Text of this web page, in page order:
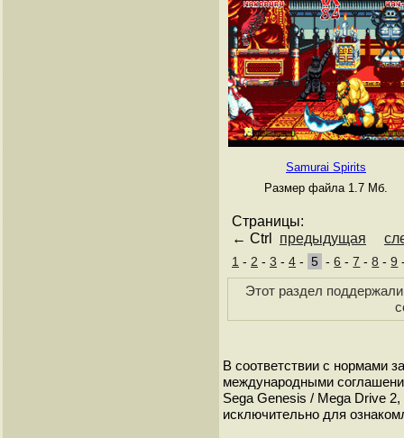
Samurai Spirits
Размер файла 1.7 Мб.
Страницы:
← Ctrl предыдущая
1 - 2 - 3 - 4 - 5 -6 -7 -8 -9
Этот раздел
В соответствии с нормами
международными
Sega Genesis / Mega Drive
исключительно для